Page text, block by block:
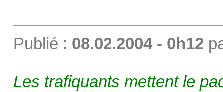
Publié : 08.02.2004 - 0h12
Les trafiquants mettent le